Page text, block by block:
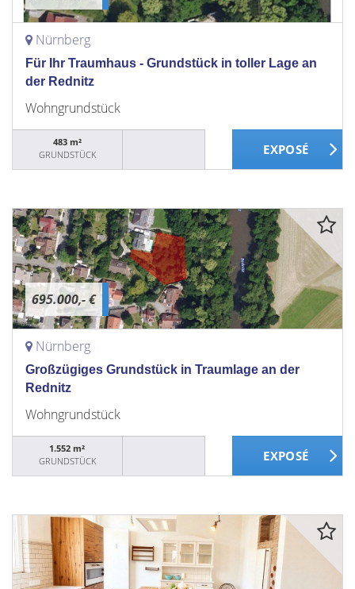
Nürnberg
Für Ihr Traumhaus - Grundstück in toller Lage an
der Rednitz
Wohngrundstück
483 m²
GRUNDSTÜCK
695.000,- €
Nürnberg
Großzügiges Grundstück in Traumlage an der
Rednitz
Wohngrundstück
1.552 m²
GRUNDSTÜCK